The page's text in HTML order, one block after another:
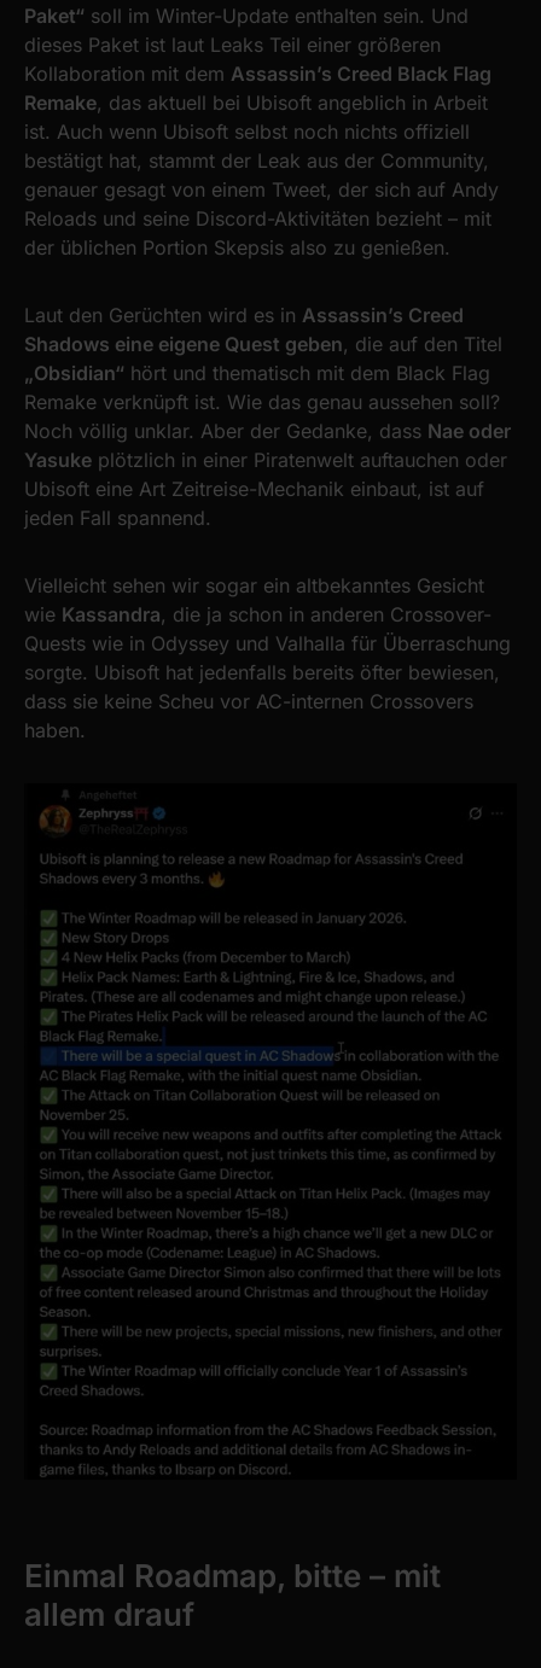
Paket“ soll im Winter-Update enthalten sein. Und
dieses Paket ist laut Leaks Teil einer größeren
Kollaboration mit dem Assassin’s Creed Black Flag
Remake, das aktuell bei Ubisoft angeblich in Arbeit
ist. Auch wenn Ubisoft selbst noch nichts offiziell
bestätigt hat, stammt der Leak aus der Community,
genauer gesagt von einem Tweet, der sich auf Andy
Reloads und seine Discord-Aktivitäten bezieht – mit
der üblichen Portion Skepsis also zu genießen.
Laut den Gerüchten wird es in Assassin’s Creed
Shadows eine eigene Quest geben, die auf den Titel
„Obsidian“ hört und thematisch mit dem Black Flag
Remake verknüpft ist. Wie das genau aussehen soll?
Noch völlig unklar. Aber der Gedanke, dass Nae oder
Yasuke plötzlich in einer Piratenwelt auftauchen oder
Ubisoft eine Art Zeitreise-Mechanik einbaut, ist auf
jeden Fall spannend.
Vielleicht sehen wir sogar ein altbekanntes Gesicht
wie Kassandra, die ja schon in anderen Crossover-
Quests wie in Odyssey und Valhalla für Überraschung
sorgte. Ubisoft hat jedenfalls bereits öfter bewiesen,
dass sie keine Scheu vor AC-internen Crossovers
haben.
Einmal Roadmap, bitte – mit
allem drauf